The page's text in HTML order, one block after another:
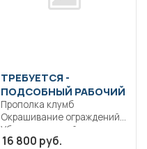
ТРЕБУЕТСЯ -
ПОДСОБНЫЙ РАБОЧИЙ
Прополка клумб
Окрашивание ограждений
Уборка дворовой
территории.. Неполный
16 800 руб.